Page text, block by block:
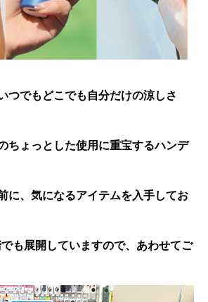
つでもどこでも自分だけの涼しさ
ちょっとした使用に重宝するハンデ
に、気になるアイテムを入手してお
も展開していますので、あわせてご